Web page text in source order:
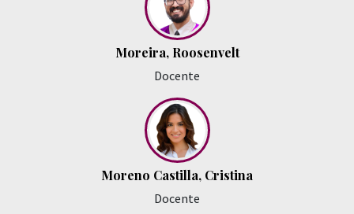
Moreira, Roosenvelt
Docente
Moreno Castilla, Cristina
Docente